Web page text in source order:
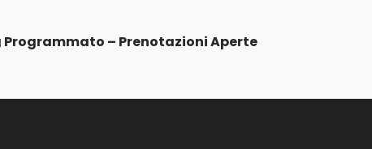
Programmato – Prenotazioni Aperte